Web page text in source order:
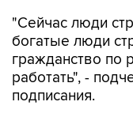
"Сейчас люди
богатые люди
гражданство по
работать", -
подписания.